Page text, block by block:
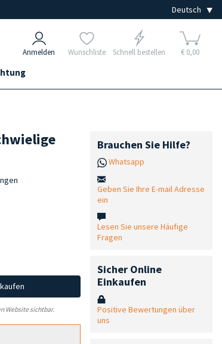
Anmelden Wunschliste Schnell bestellen € 0,00
Website sichtbar.
Brauchen Sie Hilfe?
Whatsapp
Geben Sie Ihre E-mail Adresse
ein
Lesen Sie unsere Häufige
Fragen
Sicher Online
Einkaufen
Positive Bewertungen über
uns